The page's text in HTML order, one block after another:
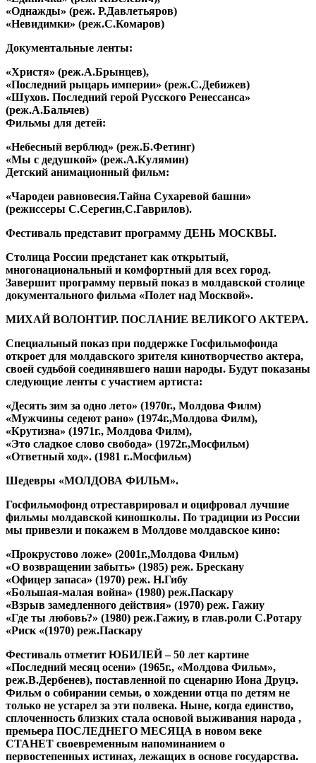
«Однажды» (реж. Р.Давлетьяров)
«Невидимки» (реж.C.Комаров)
Документальные ленты:
«Христя» (реж.А.Брынцев),
«Последний рыцарь империи» (реж.С.Дебижев)
«Шухов. Последний герой Русского Ренессанса»
(реж.А.Бальчев)
Фильмы для детей:
«Небесный верблюд» (реж.Б.Фетинг)
«Мы с дедушкой» (реж.А.Кулямин)
Детский анимационный фильм:
«Чародеи равновесия.Тайна Сухаревой башни»
(режиссеры С.Серегин,С.Гаврилов).
Фестиваль представит программу ДЕНЬ МОСКВЫ.
Столица России предстанет как открытый,
многонациональный и комфортный для всех город.
Завершит программу первый показ в молдавской столице
документального фильма «Полет над Москвой».
МИХАЙ ВОЛОНТИР. ПОСЛАНИЕ ВЕЛИКОГО АКТЕРА.
Специальный показ при поддержке Госфильмофонда
откроет для молдавского зрителя кинотворчество актера,
своей судьбой соединявшего наши народы. Будут показаны
следующие ленты с участием артиста:
«Десять зим за одно лето» (1970г., Молдова Филм)
«Мужчины седеют рано» (1974г.,Молдова Филм),
«Крутизна» (1971г., Молдова Филм),
«Это сладкое слово свобода» (1972г.,Мосфильм)
«Ответный ход». (1981 г..Мосфильм)
Шедевры «МОЛДОВА ФИЛЬМ».
Госфильмофонд отреставрировал и оцифровал лучшие
фильмы молдавской киношколы. По традиции из России
мы привезли и покажем в Молдове молдавское кино:
«Прокрустово ложе» (2001г.,Молдова Фильм)
«О возвращении забыть» (1985) реж. Брескану
«Офицер запаса» (1970) реж. Н.Гибу
«Большая-малая война» (1980) реж.Паскару
«Взрыв замедленного действия» (1970) реж. Гажиу
«Где ты любовь?» (1980) реж.Гажиу, в глав.роли С.Ротару
«Риск «(1970) реж.Паскару
Фестиваль отметит ЮБИЛЕЙ – 50 лет картине
«Последний месяц осени» (1965г., «Молдова Фильм»,
реж.В.Дербенев), поставленной по сценарию Иона Друцэ.
Фильм о собирании семьи, о хождении отца по детям не
только не устарел за эти полвека. Ныне, когда единство,
сплоченность близких стала основой выживания народа ,
премьера ПОСЛЕДНЕГО МЕСЯЦА в новом веке
СТАНЕТ своевременным напоминанием о
первостепенных истинах, лежащих в основе государства.